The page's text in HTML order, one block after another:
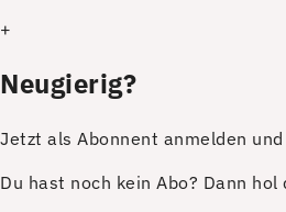
+
Neugierig?
Jetzt als Abonnent anmelden
Du hast noch kein Abo? Dann